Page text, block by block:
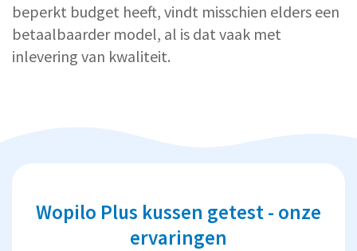
beperkt budget heeft, vindt misschien elders een
betaalbaarder model, al is dat vaak met
inlevering van kwaliteit.
Wopilo Plus kussen getest - onze
ervaringen